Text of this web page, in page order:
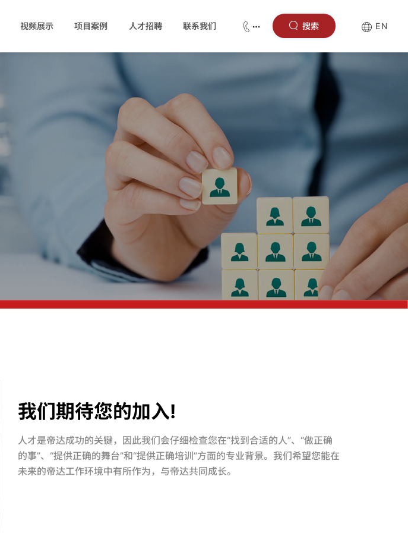
EN
搜索
视频展示 项目案例 人才招聘 联系我们
我们期待您的加入!
人才是帝达成功的关键，因此我们会仔细检查您在“找到合适的人”、“做正确
的事”、“提供正确的舞台”和“提供正确培训”方面的专业背景。我们希望您能在
未来的帝达工作环境中有所作为，与帝达共同成长。